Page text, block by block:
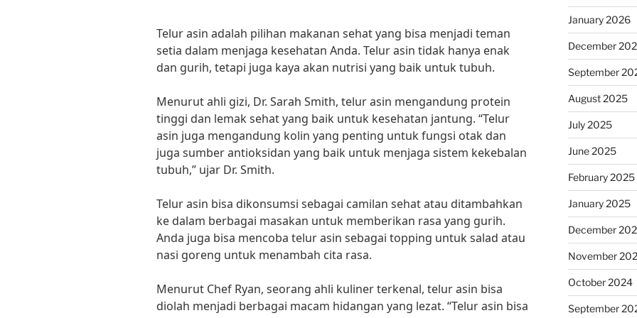
Telur asin adalah pilihan makanan sehat yang bisa menjadi teman
setia dalam menjaga kesehatan Anda. Telur asin tidak hanya enak
dan gurih, tetapi juga kaya akan nutrisi yang baik untuk tubuh.
Menurut ahli gizi, Dr. Sarah Smith, telur asin mengandung protein
tinggi dan lemak sehat yang baik untuk kesehatan jantung. “Telur
asin juga mengandung kolin yang penting untuk fungsi otak dan
juga sumber antioksidan yang baik untuk menjaga sistem kekebalan
tubuh,” ujar Dr. Smith.
Telur asin bisa dikonsumsi sebagai camilan sehat atau ditambahkan
ke dalam berbagai masakan untuk memberikan rasa yang gurih.
Anda juga bisa mencoba telur asin sebagai topping untuk salad atau
nasi goreng untuk menambah cita rasa.
Menurut Chef Ryan, seorang ahli kuliner terkenal, telur asin bisa
diolah menjadi berbagai macam hidangan yang lezat. “Telur asin bisa
January 2026
December
September
August 2025
July 2025
June 2025
February 2025
January 2025
December
November
October 2024
September